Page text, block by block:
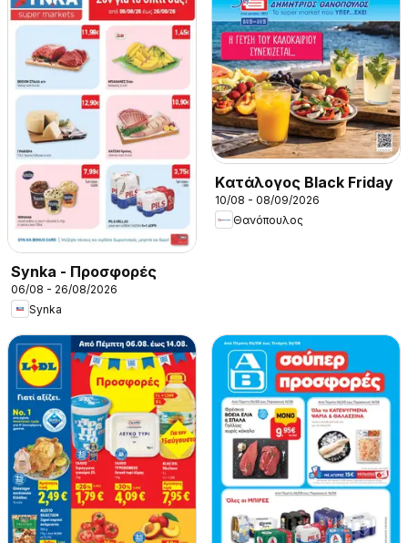
Synka - Προσφορές
06/08 - 26/08/2026
Synka
Kατάλογος Black Friday
10/08 - 08/09/2026
Θανόπουλος